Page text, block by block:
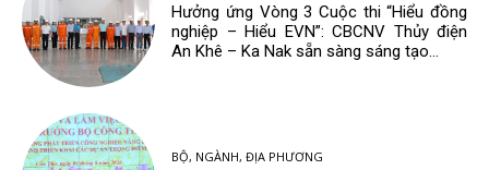
Hưởng ứng Vòng 3 Cuộc thi “Hiểu đồng
nghiệp – Hiểu EVN”: CBCNV Thủy điện
An Khê – Ka Nak sẵn sàng sáng tạo...
BỘ, NGÀNH, ĐỊA PHƯƠNG